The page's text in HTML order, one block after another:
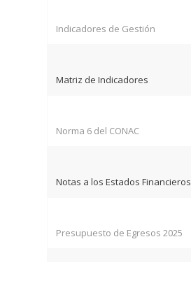
Indicadores de Gestión
Matriz de Indicadores
Norma 6 del CONAC
Notas a los Estados Financieros
Presupuesto de Egresos 2025